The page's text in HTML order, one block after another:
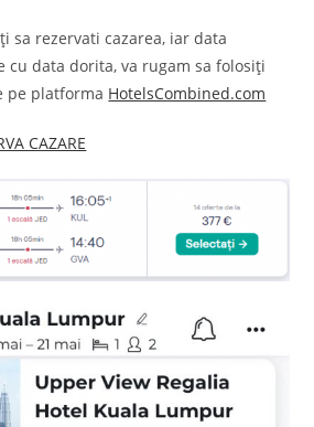
sa rezervati cazarea, iar data
cu data dorita, va rugam sa folosiți
pe platforma HotelsCombined.com
CAZARE